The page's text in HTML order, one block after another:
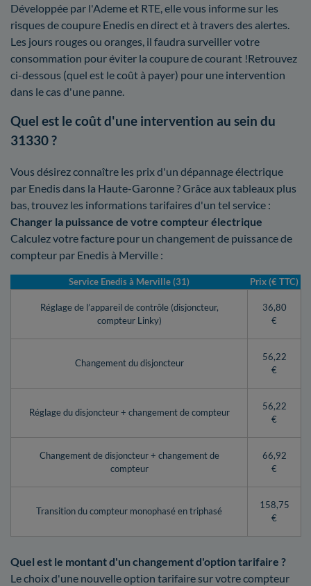
Développée par l'Ademe et RTE, elle vous informe sur les
risques de coupure Enedis en direct et à travers des alertes.
Les jours rouges ou oranges, il faudra surveiller votre
consommation pour éviter la coupure de courant !Retrouvez
ci-dessous (quel est le coût à payer) pour une intervention
dans le cas d'une panne.
Quel est le coût d'une intervention au sein du
31330 ?
Vous désirez connaître les prix d'un dépannage électrique
par Enedis dans la Haute-Garonne ? Grâce aux tableaux plus
bas, trouvez les informations tarifaires d'un tel service :
Changer la puissance de votre compteur électrique
Calculez votre facture pour un changement de puissance de
compteur par Enedis à Merville :
Service Enedis à Merville (31) Prix (€ TTC)
Réglage de l’appareil de contrôle (disjoncteur,
compteur Linky)
36,80
€
Changement du disjoncteur
56,22
€
Réglage du disjoncteur + changement de compteur
56,22
€
Changement de disjoncteur + changement de
compteur
66,92
€
Transition du compteur monophasé en triphasé
158,75
€
Quel est le montant d'un changement d'option tarifaire ?
Le choix d'une nouvelle option tarifaire sur votre compteur